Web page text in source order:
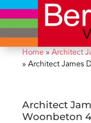
Home» Architect
» Architect James
Architect
Woonbeton 4